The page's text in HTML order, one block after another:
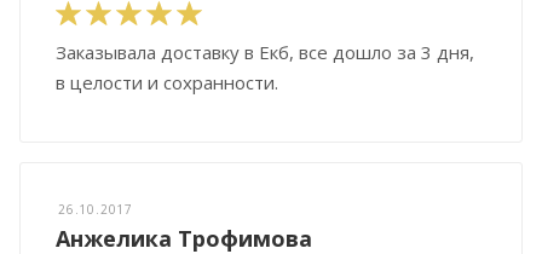
Заказывала доставку в Екб, все дошло за 3 дня,
в целости и сохранности.
26.10.2017
Анжелика Трофимова